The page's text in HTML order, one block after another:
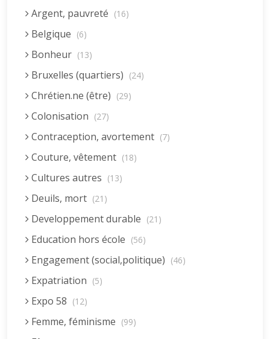
Argent, pauvreté (16)
Belgique (6)
Bonheur (13)
Bruxelles (quartiers) (24)
Chrétien.ne (être) (29)
Colonisation (27)
Contraception, avortement (7)
Couture, vêtement (18)
Cultures autres (13)
Deuils, mort (21)
Developpement durable (21)
Education hors école (56)
Engagement (social,politique) (46)
Expatriation (5)
Expo 58 (12)
Femme, féminisme (99)